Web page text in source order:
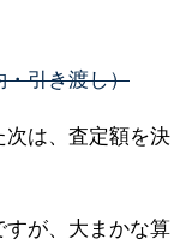
・引き渡し）
次は、査定額を決
が、大まかな算